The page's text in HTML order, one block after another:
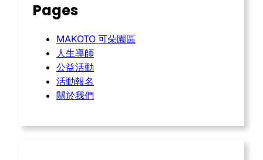
Pages
MAKOTO 可朵園區
人生導師
公益活動
活動報名
關於我們